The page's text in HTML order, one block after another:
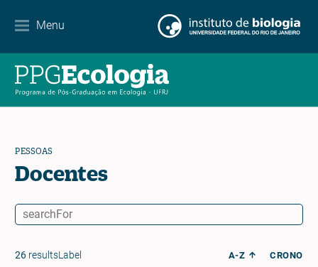
Menu
Contato
PESSOAS
Docentes
26 resultsLabel A-Z CRONO